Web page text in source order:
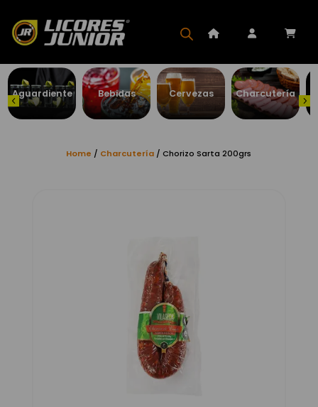
Aguardiente Bebidas Cervezas Charcutería
Home / Charcutería / Chorizo Sarta 200grs